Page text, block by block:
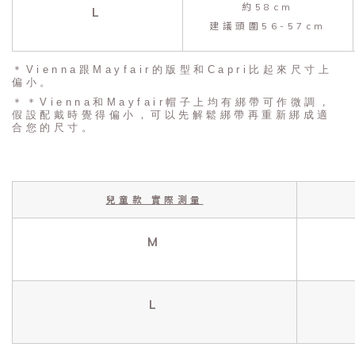
L
約58cm
建議頭圍56-57cm
＊Vienna跟Mayfair的版型和Capri比起來尺寸上
偏小。
＊＊Vienna和Mayfair帽子上均有綁帶可作微調，
假設配戴時覺得偏小，可以先解鬆綁帶再重新綁成適
合您的尺寸。
兒童款 實際測量
M
L